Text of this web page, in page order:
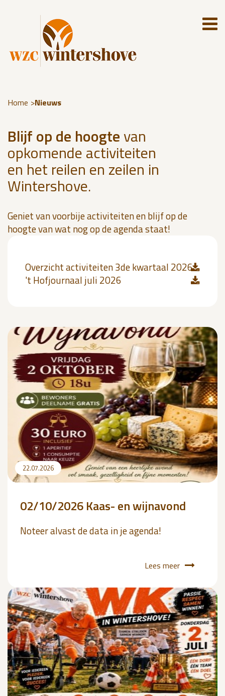
Home Nieuws
Blijf op de hoogtevan
opkomende activiteiten
en het reilen en zeilen in
Wintershove.
Geniet van voorbije activiteiten en blijf op de
hoogte van wat nog op de agenda staat!
Overzicht activiteiten 3de kwartaal 2026
't Hofjournaal juli 2026
22.07.2026
02/10/2026 Kaas- en wijnavond
Noteer alvast de data in je agenda!
Lees meer